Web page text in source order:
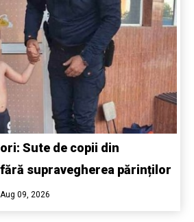
Sute de copii din
supravegherea părinților
Aug 09, 2026